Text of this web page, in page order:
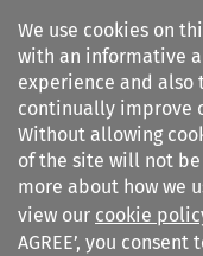
We use cookies on
with an informative
experience and also
continually improve
Without allowing
of the site will not
more about how we
view our cookie
AGREE’, you